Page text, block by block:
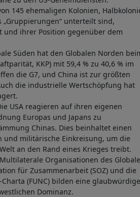
145 ehemaligen Kolonien,
„Gruppierungen“ unterteilt sind,
und ihrer Position gegenüber dem
Süden hat den Globalen Norden
KKP) mit 59,4 % zu 40,6 % im
die G7, und China ist zur größten
die industrielle Wertschöpfung hat
USA reagieren auf ihren eigenen
Europas und Japans zu
Chinas. Dies beinhaltet einen
und militärische Einkreisung, um die
an den Rand eines Krieges treibt.
Multilaterale Organisationen des
für Zusammenarbeit (SOZ) und die
(FUNC) bilden eine glaubwürdige
Dominanz.